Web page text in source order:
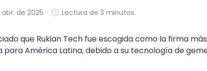
abr. de 2025 Lectura de 3 minutos
que Rukian Tech fue escogida como la firma
América Latina, debido a su tecnología de